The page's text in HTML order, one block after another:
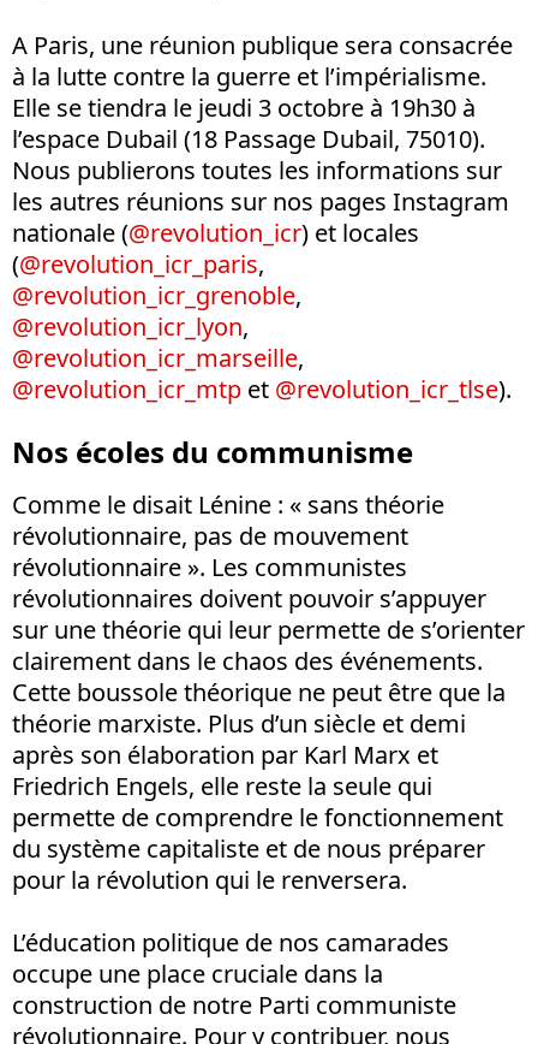
A Paris, une réunion publique sera consacrée
à la lutte contre la guerre et l’impérialisme.
Elle se tiendra le jeudi 3 octobre à 19h30 à
l’espace Dubail (18 Passage Dubail, 75010).
Nous publierons toutes les informations sur
les autres réunions sur nos pages Instagram
nationale (@revolution_icr) et locales
(@revolution_icr_paris,
@revolution_icr_grenoble,
@revolution_icr_lyon,
@revolution_icr_marseille,
@revolution_icr_mtp et @revolution_icr_tlse).
Nos écoles du communisme
Comme le disait Lénine : « sans théorie
révolutionnaire, pas de mouvement
révolutionnaire ». Les communistes
révolutionnaires doivent pouvoir s’appuyer
sur une théorie qui leur permette de s’orienter
clairement dans le chaos des événements.
Cette boussole théorique ne peut être que la
théorie marxiste. Plus d’un siècle et demi
après son élaboration par Karl Marx et
Friedrich Engels, elle reste la seule qui
permette de comprendre le fonctionnement
du système capitaliste et de nous préparer
pour la révolution qui le renversera.
L’éducation politique de nos camarades
occupe une place cruciale dans la
construction de notre Parti communiste
révolutionnaire. Pour y contribuer, nous